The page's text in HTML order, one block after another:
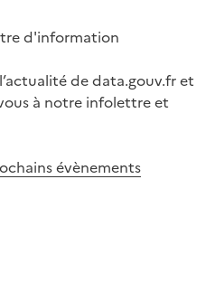
d'information
de data.gouv.fr et
à notre infolettre et
évènements